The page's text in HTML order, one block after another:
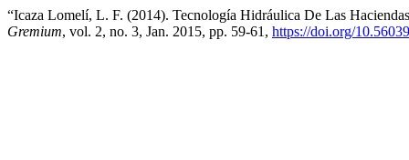
“Icaza Lomelí, L. F. (2014). Tecnología Hidráulica De Las
Gremium, vol. 2, no. 3, Jan. 2015, pp. 59-61, https://doi.org/